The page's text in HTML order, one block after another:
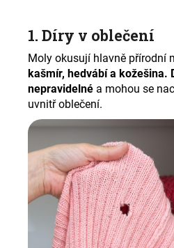
1. Díry v oblečení
Moly okusují hlavně přírodní
kašmír, hedvábí a kožešina.
nepravidelné a mohou se
uvnitř oblečení.